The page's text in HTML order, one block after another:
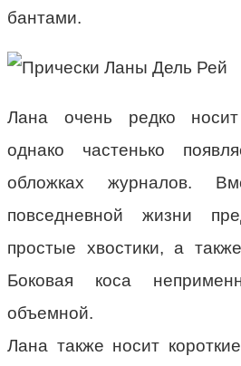
бантами.
Лана очень редко
однако частенько
обложках журналов.
повседневной жизни
простые хвостики, а
Боковая коса
объемной.
Лана также носит